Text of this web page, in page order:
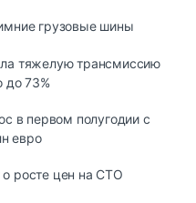
грузовые шины
тяжелую трансмиссию
до 73%
в первом полугодии с
евро
росте цен на СТО